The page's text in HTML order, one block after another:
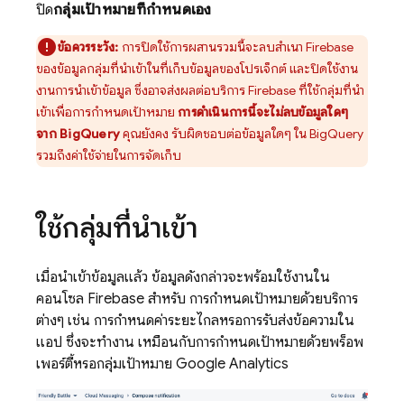
ปิดกลุ่มเป้าหมายที่กำหนดเอง
ข้อควรระวัง: การปิดใช้การผสานรวมนี้จะลบสำเนา Firebase
ของข้อมูลกลุ่มที่นำเข้าในที่เก็บข้อมูลของโปรเจ็กต์ และปิดใช้งาน
งานการนำเข้าข้อมูล ซึ่งอาจส่งผลต่อบริการ Firebase ที่ใช้กลุ่มที่นำ
เข้าเพื่อการกำหนดเป้าหมาย การดำเนินการนี้จะไม่ลบข้อมูลใดๆ
จาก BigQueryคุณยังคง รับผิดชอบต่อข้อมูลใดๆ ใน BigQuery
รวมถึงค่าใช้จ่ายในการจัดเก็บ
ใช้กลุ่มที่นำเข้า
เมื่อนำเข้าข้อมูลแล้ว ข้อมูลดังกล่าวจะพร้อมใช้งานใน
คอนโซล Firebase สำหรับ การกำหนดเป้าหมายด้วยบริการ
ต่างๆ เช่น การกำหนดค่าระยะไกลหรือการรับส่งข้อความใน
แอป ซึ่งจะทำงาน เหมือนกับการกำหนดเป้าหมายด้วยพร็อพ
เพอร์ตี้หรือกลุ่มเป้าหมาย Google Analytics